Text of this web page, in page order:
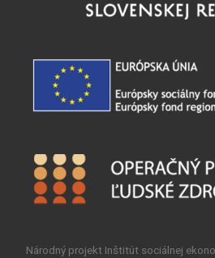
Národný projekt Inštitút sociálnej